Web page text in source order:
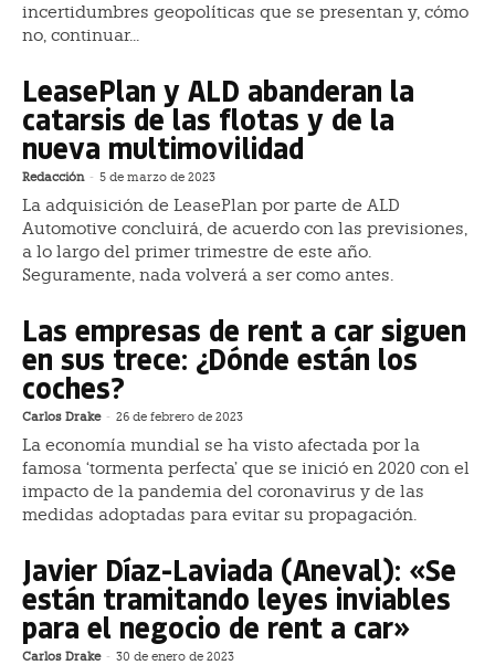
incertidumbres geopolíticas que se presentan y, cómo
no, continuar...
LeasePlan y ALD abanderan la
catarsis de las flotas y de la
nueva multimovilidad
Redacción - 5 de marzo de 2023
La adquisición de LeasePlan por parte de ALD
Automotive concluirá, de acuerdo con las previsiones,
a lo largo del primer trimestre de este año.
Seguramente, nada volverá a ser como antes.
Las empresas de rent a car siguen
en sus trece: ¿Dónde están los
coches?
Carlos Drake - 26 de febrero de 2023
La economía mundial se ha visto afectada por la
famosa ‘tormenta perfecta’ que se inició en 2020 con el
impacto de la pandemia del coronavirus y de las
medidas adoptadas para evitar su propagación.
Javier Díaz-Laviada (Aneval): «Se
están tramitando leyes inviables
para el negocio de rent a car»
Carlos Drake - 30 de enero de 2023